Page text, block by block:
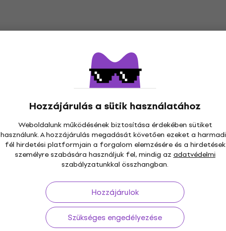
Hozzájárulás a sütik használatához
Weboldalunk működésének biztosítása érdekében sütiket
használunk. A hozzájárulás megadását követően ezeket a
fél hirdetési platformjain a forgalom elemzésére és a hirdetések
személyre szabására használjuk fel, mindig az adatvédelmi
szabályzatunkkal összhangban.
Hozzájárulok
Szükséges engedélyezése